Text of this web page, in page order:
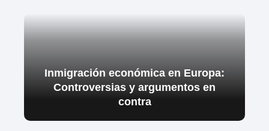
Inmigración económica en Europa:
Controversias y argumentos en
contra